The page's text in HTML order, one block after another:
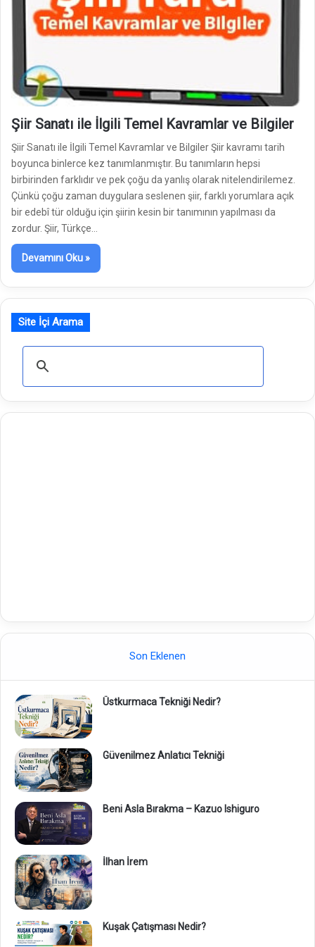
Şiir Sanatı ile İlgili Temel Kavramlar ve Bilgiler
Şiir Sanatı ile İlgili Temel Kavramlar ve Bilgiler Şiir kavramı tarih
boyunca binlerce kez tanımlanmıştır. Bu tanımların hepsi
birbirinden farklıdır ve pek çoğu da yanlış olarak nitelendirilemez.
Çünkü çoğu zaman duygulara seslenen şiir, farklı yorumlara açık
bir edebî tür olduğu için şiirin kesin bir tanımının yapılması da
zordur. Şiir, Türkçe…
Devamını Oku »
Site İçi Arama
Son Eklenen
Üstkurmaca Tekniği Nedir?
Güvenilmez Anlatıcı Tekniği
Beni Asla Bırakma – Kazuo Ishiguro
İlhan İrem
Kuşak Çatışması Nedir?